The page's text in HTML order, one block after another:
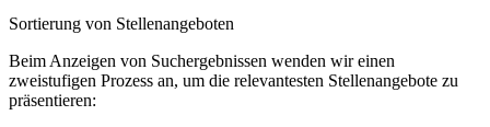
Sortierung von Stellenangeboten
Beim Anzeigen von Suchergebnissen wenden wir einen
zweistufigen Prozess an, um die relevantesten Stellenangebote zu
präsentieren: